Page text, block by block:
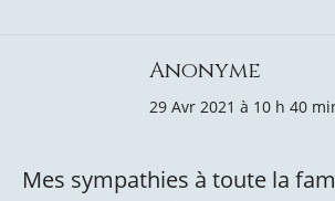
Anonyme
29 Avr 2021 à 10 h 40
Mes sympathies à toute la